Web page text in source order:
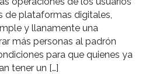
de plataformas digitales,
y llanamente una
más personas al padrón
para que quienes ya
tener un […]